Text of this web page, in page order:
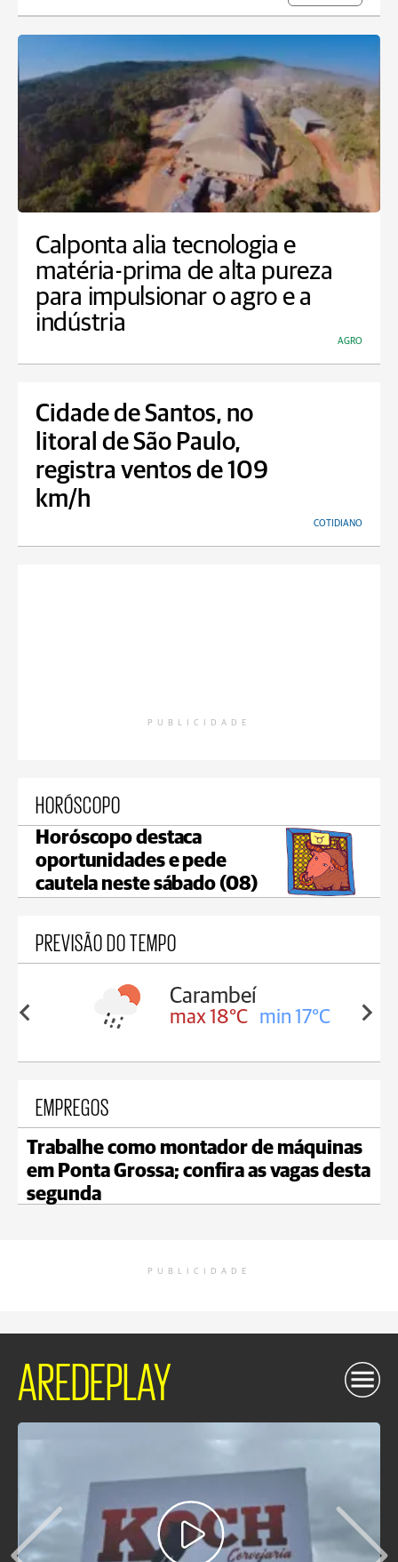
Calponta alia tecnologia e
matéria-prima de alta pureza
para impulsionar o agro e a
indústria
AGRO
Cidade de Santos, no
litoral de São Paulo,
registra ventos de 109
km/h
COTIDIANO
PUBLICIDADE
HORÓSCOPO
Horóscopo destaca
oportunidades e pede
cautela neste sábado (08)
PREVISÃO DO TEMPO
18°C
Carambeí
max 18°C min 17°C
EMPREGOS
Trabalhe como montador de máquinas
em Ponta Grossa; confira as vagas desta
segunda
PUBLICIDADE
AREDEPLAY